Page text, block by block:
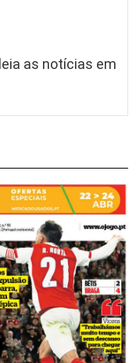
as notícias em